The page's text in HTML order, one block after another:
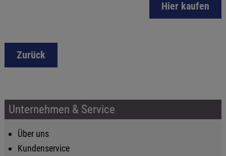
Hier kaufen
Zurück
Unternehmen & Service
Über uns
Kundenservice